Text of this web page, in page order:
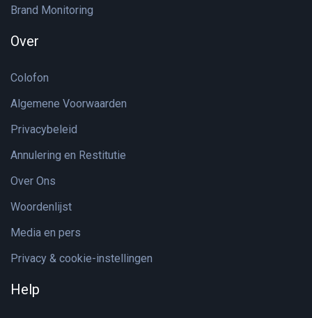
Brand Monitoring
Over
Colofon
Algemene Voorwaarden
Privacybeleid
Annulering en Restitutie
Over Ons
Woordenlijst
Media en pers
Privacy & cookie-instellingen
Help